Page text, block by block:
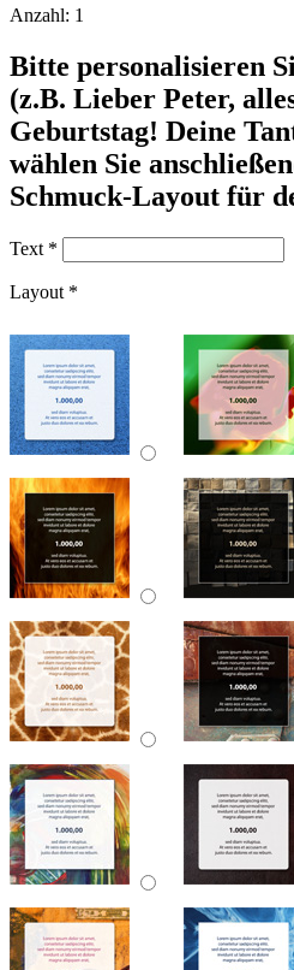
Anzahl: 1
Bitte personalisieren
(z.B. Lieber Peter,
Geburtstag! Deine
wählen Sie
Schmuck-Layout für
Text *
Layout *